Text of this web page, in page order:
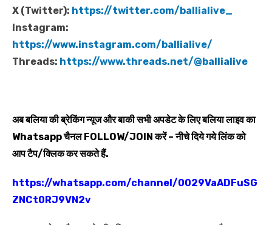
X (Twitter): https://twitter.com/ballialive_
Instagram:
https://www.instagram.com/ballialive/
Threads: https://www.threads.net/@ballialive
अब बलिया की ब्रेकिंग न्यूज और बाकी सभी अपडेट के लिए बलिया लाइव का
WhatsappचैनलFOLLOW/JOINकरें – नीचे दिये गये लिंक को
आप टैप/क्लिक कर सकते हैं.
https://whatsapp.com/channel/0029VaADFuSG
ZNCt0RJ9VN2v